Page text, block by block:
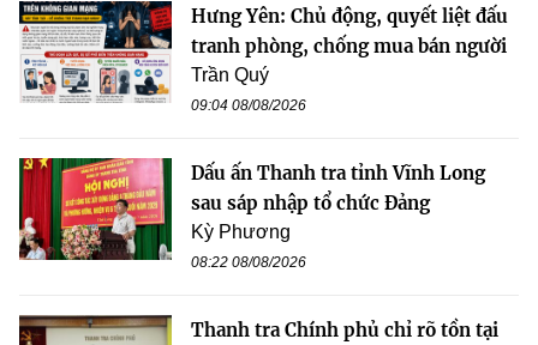
Hưng Yên: Chủ động, quyết liệt đấu
tranh phòng, chống mua bán người
Trần Quý
09:04 08/08/2026
Dấu ấn Thanh tra tỉnh Vĩnh Long
sau sáp nhập tổ chức Đảng
Kỳ Phương
08:22 08/08/2026
Thanh tra Chính phủ chỉ rõ tồn tại